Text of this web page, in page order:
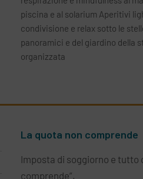
piscina e al solarium Aperitivi
condivisione e relax sotto le
panoramici e del giardino della
organizzata
La quota non comprende
Imposta di soggiorno e tutto
comprende”.